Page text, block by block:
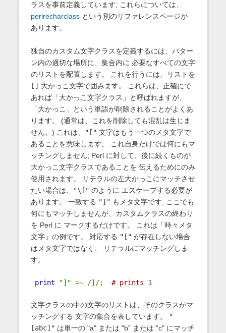
ラスを事前定義しています; これらについては、
perlrecharclassという別のリファレンスページが
あります。
独自のカスタム文字クラスを定義するには、パター
ン内の適切な場所に、集合内に 必要なすべての文字
のリストを配置します。 これを行うには、リストを
[] 大かっこ文字で囲みます。 これらは、正確にで
あれば「大かっこ文字クラス」と呼ばれますが、
「大かっこ」という単語が削除されることがよくあ
ります。 (通常は、これを削除しても混乱は生じま
せん。) これは、
"[" 文字はもう一つのメタ文字で
あることを意味します。 これ自身だけでは何にもマ
ッチングしません; Perl に対して、後に続くものが
大かっこ文字クラスであることを 伝えるためにのみ
使用されます。 リテラルの左大かっこにマッチさせ
たい場合は、
"\[" のように エスケープする必要が
あります。 一致する "]" もメタ文字です; ここでも
何にもマッチしませんが、カスタムクラスの終わり
を Perl に マークするだけです。 これは「時々メタ
文字」の例です。 対応する "[" が存在しない場合
はメタ文字ではなく、 リテラルにマッチングしま
す。
print "]" =~ /]/; # prints 1
文字クラスの中の文字のリストは、そのクラスがマ
ッチングする 文字の集合を表しています。
"
[abc]" は単一の "a" または "b" または "c" にマッチ